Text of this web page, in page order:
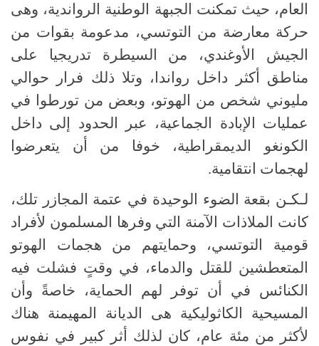
العام، حيث تمكنت الجبهة الوطنية الرواندية، وهى
حركة معارضة من التوتسي، مدعومة بقوات من
الجيش الأوغندي، من السيطرة تدريجيا على
مناطق أكثر داخل رواندا، وتلا ذلك فرار حوالي
مليوني شخص من الهوتو، وبعض من تورطوا في
عمليات الإبادة الجماعية، عبر الحدود إلى داخل
الكونغو الديمقراطية، خوفا من أن يتعرضوا
لهجمات انتقامية.
لـكـن بقعة الضوء الوحيدة في عتمة المجازر تلك،
كانت الملاذات الآمنة التي وفرها المسلمون لأفراد
قومية التوتسي، وحمايتهم من هجمات الهوتو
المتعطشين للقتل والدماء، في وقتٍ فشلت فيه
الكنائس في أن توفر لهم الحماية، خاصةً وأن
المسيحية الكاثوليكية هى الديانة المهيمنة هناك
لأكثر من مئة عام، كان لذلك أثر كبير في نفوس